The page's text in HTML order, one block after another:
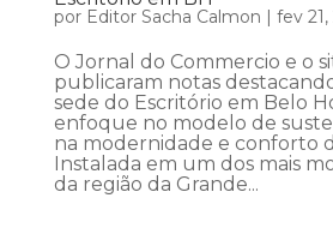
por Editor Sacha Calmon | fev 21,
O Jornal do Commercio e o
publicaram notas
sede do Escritório em Belo
enfoque no modelo de
na modernidade e conforto
Instalada em um dos mais
da região da Grande...